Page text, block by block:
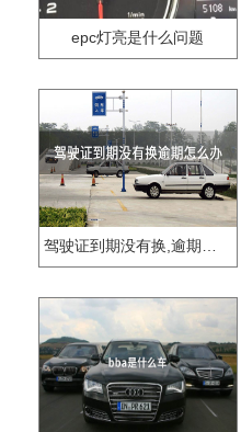
epc灯亮是什么问题
驾驶证到期没有换,逾期怎么办??